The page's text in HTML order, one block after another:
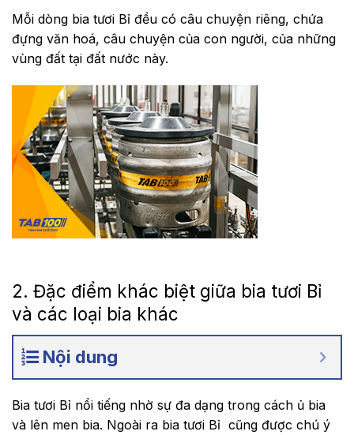
Mỗi dòng bia tươi Bỉ đều có câu chuyện riêng, chứa
đựng văn hoá, câu chuyện của con người, của những
vùng đất tại đất nước này.
2. Đặc điểm khác biệt giữa bia tươi Bỉ
và các loại bia khác
Nội dung
Bia tươi Bỉ nổi tiếng nhờ sự đa dạng trong cách ủ bia
và lên men bia. Ngoài ra bia tươi Bỉ cũng được chú ý